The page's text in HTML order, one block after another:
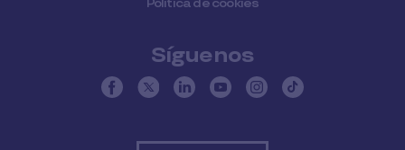
Política de cookies
Síguenos